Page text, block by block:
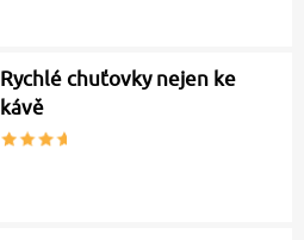
Rychlé chuťovky nejen ke
kávě